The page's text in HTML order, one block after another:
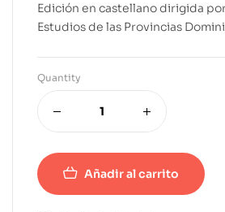
Edición en castellano dirigida
Estudios de las Provincias
Quantity
Añadir al carrito